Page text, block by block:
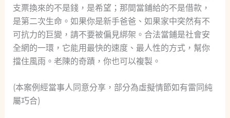
支票換來的不是錢，是希望；那間當鋪給的不是借款，
是第二次生命。如果你是新手爸爸、如果家中突然有不
可抗力的巨變，請不要被偏見綁架。合法當鋪是社會安
全網的一環，它能用最快的速度、最人性的方式，幫你
擋住風雨。老陳的奇蹟，你也可以複製。
(本案例經當事人同意分享，部分為虛擬情節如有雷同純
屬巧合)